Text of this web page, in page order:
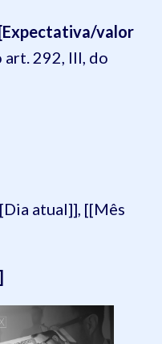
valor
art. 292, III, do
atual]], [[Mês